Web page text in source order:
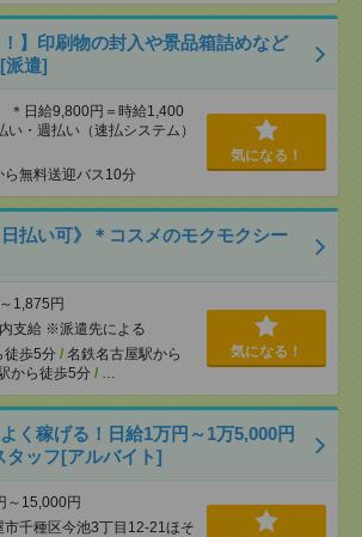
！】印刷物の封入や景品箱詰めなど
派遣]
日給9,800円＝時給1,400
・週払い（速払システム）
ら無料送迎バス10分
気になる！
日払い可》＊コスメのモクモクシー
1,875円
支給 ※派遣先による
徒歩5分 / 名鉄名古屋駅から
から徒歩5分 / …
気になる！
く稼げる！日給1万円～1万5,000円
タッフ[アルバイト]
～15,000円
市千種区今池3丁目12-21ほそ